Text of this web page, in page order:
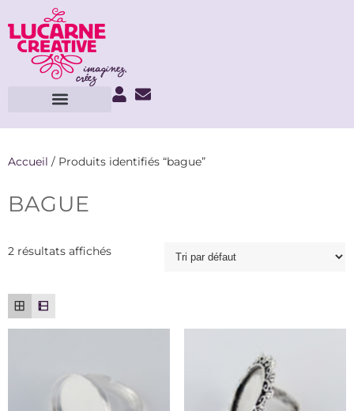
Accueil / Produits identifiés “bague”
BAGUE
2 résultats affichés